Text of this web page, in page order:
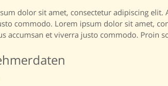
dolor sit amet, consectetur adipiscing
commodo. Lorem ipsum dolor sit amet,
accumsan et viverra justo commodo. Proin